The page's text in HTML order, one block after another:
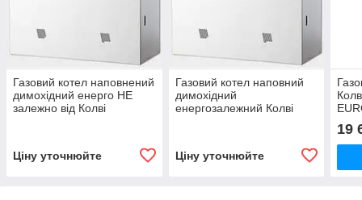
Газовий котел наповнений
димохідний енерго НЕ
залежно від Колві
Ціну уточнюйте
Газовий котел наповний
димохідний
енергозалежний Колві
Ціну уточнюйте
С)
19